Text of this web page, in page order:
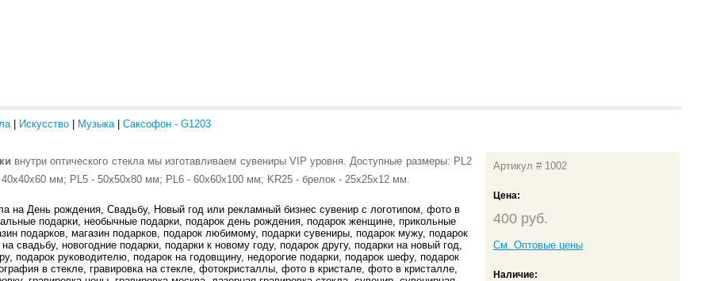
| Искусство Музыка| Саксофон - G1203
внутри оптического стекла мы изготавливаем сувениры VIP уровня. Доступные размеры: PL2
мм; PL5 - 50x50x80 мм; PL6 - 60x60x100 мм; KR25 - брелок - 25x25x12 мм.
Артикул # 1002
Цена:
400 pуб.
См. Оптовые цены
Наличие: